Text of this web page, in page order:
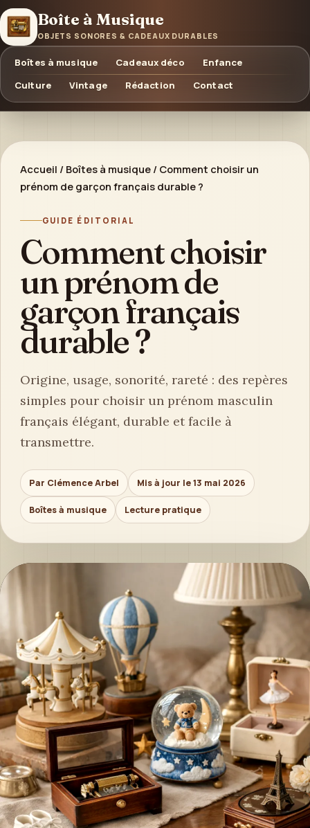
Boîte à Musique
OBJETS SONORES & CADEAUX DURABLES
Boîtes à musique Cadeaux déco
Enfance
Culture
Vintage Rédaction Contact
Accueil / Boîtes à musique / Comment choisir un
prénom de garçon français durable ?
GUIDE ÉDITORIAL
Comment choisir
un prénom de
garçon français
durable ?
Origine, usage, sonorité, rareté : des repères
simples pour choisir un prénom masculin
français élégant, durable et facile à
transmettre.
Par Clémence Arbel Mis à jour le 13 mai 2026
Boîtes à musique Lecture pratique